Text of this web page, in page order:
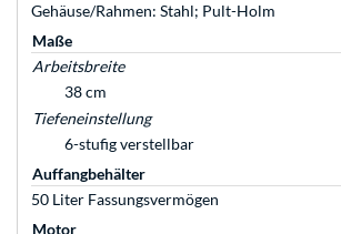
Gehäuse/Rahmen: Stahl; Pult-Holm
Maße
Arbeitsbreite
38 cm
Tiefeneinstellung
6-stufig verstellbar
Auffangbehälter
50 Liter Fassungsvermögen
Motor